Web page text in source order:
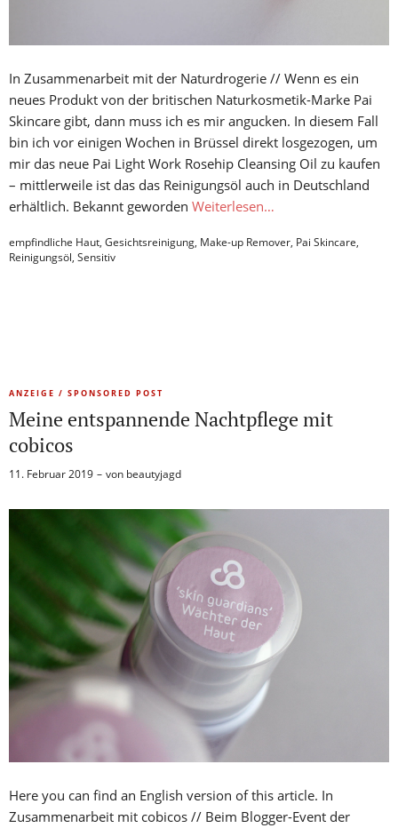
In Zusammenarbeit mit der Naturdrogerie // Wenn es ein
neues Produkt von der britischen Naturkosmetik-Marke Pai
Skincare gibt, dann muss ich es mir angucken. In diesem Fall
bin ich vor einigen Wochen in Brüssel direkt losgezogen, um
mir das neue Pai Light Work Rosehip Cleansing Oil zu kaufen
– mittlerweile ist das das Reinigungsöl auch in Deutschland
erhältlich. Bekannt geworden Weiterlesen…
empfindliche Haut, Gesichtsreinigung, Make-up Remover, Pai Skincare,
Reinigungsöl, Sensitiv
ANZEIGE / SPONSORED POST
Meine entspannende Nachtpflege mit
cobicos
11. Februar 2019 von beautyjagd
Here you can find an English version of this article. In
Zusammenarbeit mit cobicos // Beim Blogger-Event der